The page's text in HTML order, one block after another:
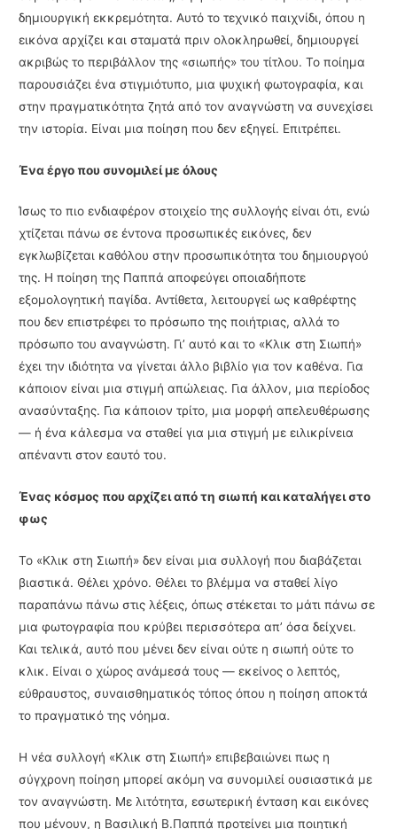
δημιουργική εκκρεμότητα. Αυτό το τεχνικό παιχνίδι, όπου η
εικόνα αρχίζει και σταματά πριν ολοκληρωθεί, δημιουργεί
ακριβώς το περιβάλλον της «σιωπής» του τίτλου. Το ποίημα
παρουσιάζει ένα στιγμιότυπο, μια ψυχική φωτογραφία, και
στην πραγματικότητα ζητά από τον αναγνώστη να συνεχίσει
την ιστορία. Είναι μια ποίηση που δεν εξηγεί. Επιτρέπει.
Ένα έργο που συνομιλεί με όλους
Ίσως το πιο ενδιαφέρον στοιχείο της συλλογής είναι ότι, ενώ
χτίζεται πάνω σε έντονα προσωπικές εικόνες, δεν
εγκλωβίζεται καθόλου στην προσωπικότητα του δημιουργού
της. Η ποίηση της Παππά αποφεύγει οποιαδήποτε
εξομολογητική παγίδα. Αντίθετα, λειτουργεί ως καθρέφτης
που δεν επιστρέφει το πρόσωπο της ποιήτριας, αλλά το
πρόσωπο του αναγνώστη. Γι’ αυτό και το «Κλικ στη Σιωπή»
έχει την ιδιότητα να γίνεται άλλο βιβλίο για τον καθένα. Για
κάποιον είναι μια στιγμή απώλειας. Για άλλον, μια περίοδος
ανασύνταξης. Για κάποιον τρίτο, μια μορφή απελευθέρωσης
— ή ένα κάλεσμα να σταθεί για μια στιγμή με ειλικρίνεια
απέναντι στον εαυτό του.
Ένας κόσμος που αρχίζει από τη σιωπή και καταλήγει στο
φως
Το «Κλικ στη Σιωπή» δεν είναι μια συλλογή που διαβάζεται
βιαστικά. Θέλει χρόνο. Θέλει το βλέμμα να σταθεί λίγο
παραπάνω πάνω στις λέξεις, όπως στέκεται το μάτι πάνω σε
μια φωτογραφία που κρύβει περισσότερα απ’ όσα δείχνει.
Και τελικά, αυτό που μένει δεν είναι ούτε η σιωπή ούτε το
κλικ. Είναι ο χώρος ανάμεσά τους — εκείνος ο λεπτός,
εύθραυστος, συναισθηματικός τόπος όπου η ποίηση αποκτά
το πραγματικό της νόημα.
Η νέα συλλογή «Κλικ στη Σιωπή» επιβεβαιώνει πως η
σύγχρονη ποίηση μπορεί ακόμη να συνομιλεί ουσιαστικά με
τον αναγνώστη. Με λιτότητα, εσωτερική ένταση και εικόνες
που μένουν, η Βασιλική Β.Παππά προτείνει μια ποιητική